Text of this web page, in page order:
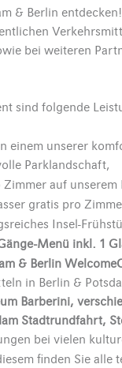
& Berlin
bei weiteren
sind folgende
einem unserer
Parklandschaft,
auf
gratis pro
Insel-
Menü inkl. 1
& Berlin
in Berlin &
Barberini,
Stadtrundfahrt,
bei vielen
finden Sie